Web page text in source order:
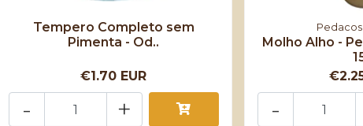
Tempero Completo sem
Pimenta - Od..
€1.70 EUR
+
-
Pedacos
Molho Alho -
-